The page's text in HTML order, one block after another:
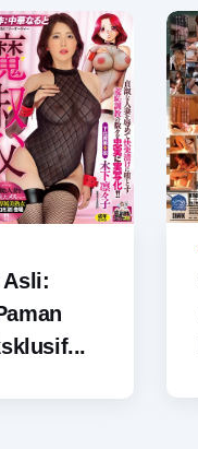
Asli: